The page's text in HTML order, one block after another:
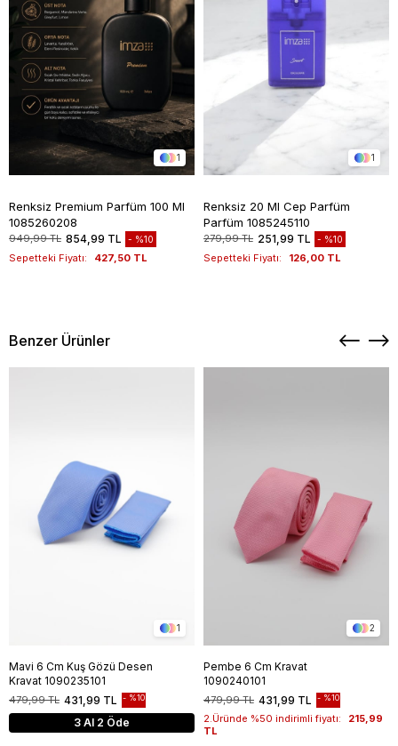
1
Renksiz Premium Parfüm 100 Ml
1085260208
949,99 TL 854,99 TL %10
Sepetteki Fiyatı: 427,50 TL
1
Renksiz 20 Ml Cep Parfüm
Parfüm 1085245110
279,99 TL 251,99 TL %10
Sepetteki Fiyatı: 126,00 TL
Benzer Ürünler
1
Mavi 6 Cm Kuş Gözü Desen
Kravat 1090235101
431,99 TL
479,99 TL %10
3 Al 2 Öde
2
Pembe 6 Cm Kravat
1090240101
431,99 TL
479,99 TL %10
2.Üründe %50 indirimli fiyatı:
215,99
TL